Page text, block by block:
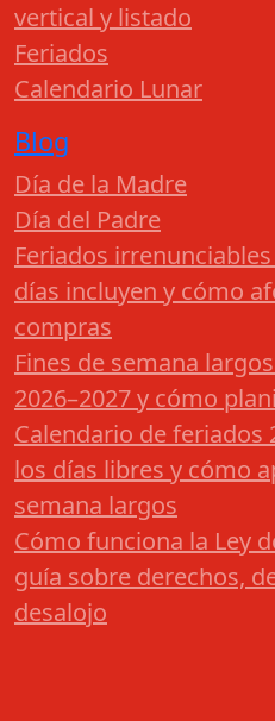
vertical y listado
Feriados
Calendario Lunar
Blog
Día de la Madre
Día del Padre
Feriados
días incluyen y cómo
compras
Fines de semana
2026–2027 y cómo
Calendario de feriados
los días libres y cómo
semana largos
Cómo funciona la Ley
guía sobre derechos,
desalojo